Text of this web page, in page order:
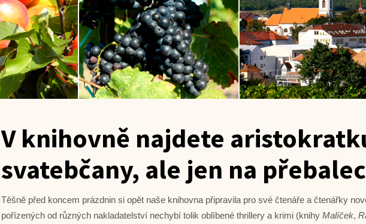
V knihovně najdete
svatebčany, ale jen na
Těšně před koncem prázdnin si opět naše knihovna připravila pro své čtenáře a čtenářky
pořízených od různých nakladatelství nechybí tolik oblíbené thrillery a krimi (knihy Malíček,